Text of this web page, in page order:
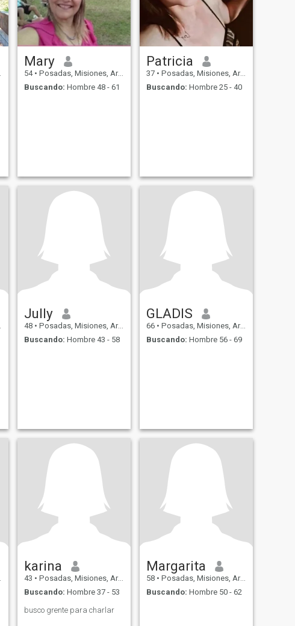
Mary
54 • Posadas, Misiones, Argentina
Buscando: Hombre 48 - 61
Patricia
37 • Posadas, Misiones, Argentina
Buscando: Hombre 25 - 40
Jully
48 • Posadas, Misiones, Argentina
Buscando: Hombre 43 - 58
GLADIS
66 • Posadas, Misiones, Argentina
Buscando: Hombre 56 - 69
karina
43 • Posadas, Misiones, Argentina
Buscando: Hombre 37 - 53
busco grente para charlar
Margarita
58 • Posadas, Misiones, Argentina
Buscando: Hombre 50 - 62